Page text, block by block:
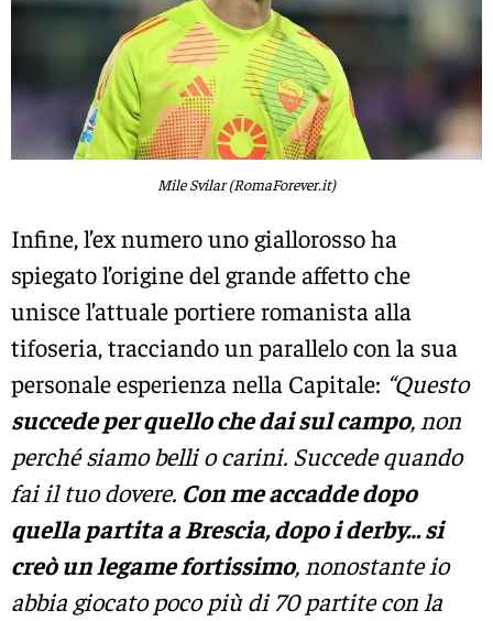
Mile Svilar (RomaForever.it)
Infine, l’ex numero uno giallorosso ha
spiegato l’origine del grande affetto che
unisce l’attuale portiere romanista alla
tifoseria, tracciando un parallelo con la sua
personale esperienza nella Capitale: “Questo
succede per quello che dai sul campo, non
perché siamo belli o carini. Succede quando
fai il tuo dovere. Con me accadde dopo
quella partita a Brescia, dopo i derby… si
creò un legame fortissimo, nonostante io
abbia giocato poco più di 70 partite con la